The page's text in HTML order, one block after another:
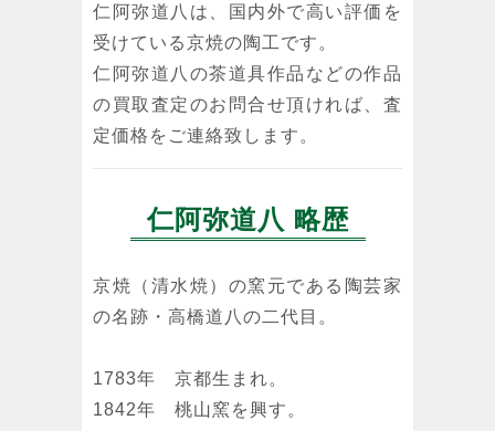
仁阿弥道八は、国内外で高い評価を
受けている京焼の陶工です。
仁阿弥道八の茶道具作品などの作品
の買取査定のお問合せ頂ければ、査
定価格をご連絡致します。
仁阿弥道八 略歴
京焼（清水焼）の窯元である陶芸家
の名跡・高橋道八の二代目。
1783年 京都生まれ。
1842年 桃山窯を興す。